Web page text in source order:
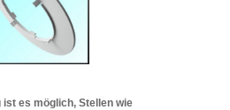
es möglich, Stellen wie